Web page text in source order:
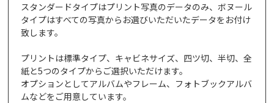
スタンダードタイプはプリント写真のデータのみ、ボヌール
タイプはすべての写真からお選びいただいたデータをお付け
致します。
プリントは標準タイプ、キャビネサイズ、四ツ切、半切、全
紙と5つのタイプからご選択いただけます。
オプションとしてアルバムやフレーム、フォトブックアルバ
ムなどをご用意しています。